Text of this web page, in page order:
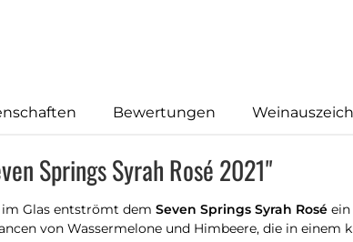
Bewertungen
Springs Syrah Rosé 2021"
Glas entströmt dem Seven Springs Syrah Rosé
von Wassermelone und Himbeere, die in